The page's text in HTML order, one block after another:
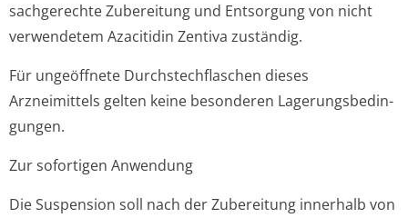
sachgerechte Zubereitung und Entsorgung von nicht
verwendetem Azacitidin Zentiva zuständig.
Für ungeöffnete Durchstechflaschen dieses
Arzneimittels gelten keine besonderen Lagerungsbedin­
gungen.
Zur sofortigen Anwendung
Die Suspension soll nach der Zubereitung innerhalb von